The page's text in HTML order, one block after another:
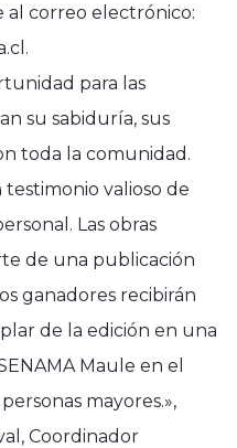
al correo electrónico:
para las
su sabiduría, sus
toda la comunidad.
testimonio valioso de
Las obras
de una publicación
ganadores recibirán
de la edición en una
Maule en el
mayores.»,
Coordinador